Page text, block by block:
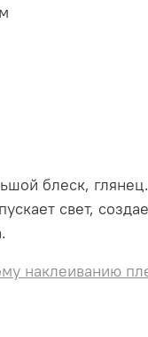
блеск,
свет,
наклеиванию